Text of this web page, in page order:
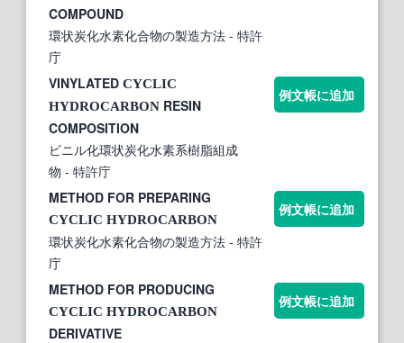
COMPOUND
環状炭化水素化合物の製造方法 - 特許
庁
VINYLATED CYCLIC
HYDROCARBON RESIN
COMPOSITION
ビニル化環状炭化水素系樹脂組成
物 - 特許庁
例文帳に追加
METHOD FOR PREPARING
CYCLIC HYDROCARBON
環状炭化水素化合物の製造方法 - 特許
庁
例文帳に追加
METHOD FOR PRODUCING
CYCLIC HYDROCARBON
DERIVATIVE
例文帳に追加